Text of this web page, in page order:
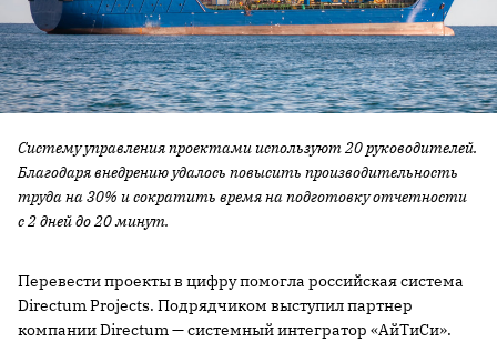
Систему управления проектами используют 20 руководителей.
Благодаря внедрению удалось повысить производительность
труда на 30% и сократить время на подготовку отчетности
с 2 дней до 20 минут.
Перевести проекты в цифру помогла российская система
Directum Projects. Подрядчиком выступил партнер
компании Directum — системный интегратор «АйТиСи».